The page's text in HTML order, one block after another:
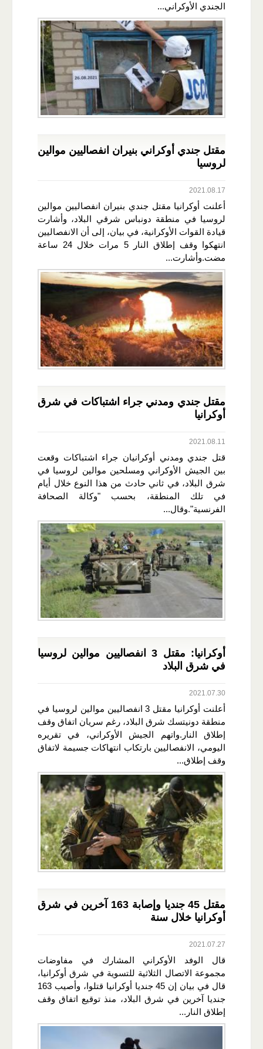
الجندي الأوكراني...
مقتل جندي أوكراني بنيران انفصاليين موالين
لروسيا
2021.08.17
أعلنت أوكرانيا مقتل جندي بنيران انفصاليين موالين
لروسيا في منطقة دونباس شرقي البلاد، وأشارت
قيادة القوات الأوكرانية، في بيان، إلى أن الانفصاليين
انتهكوا وقف إطلاق النار 5 مرات خلال 24 ساعة
مضت.وأشارت...
مقتل جندي ومدني جراء اشتباكات في شرق
أوكرانيا
2021.08.11
قتل جندي ومدني أوكرانيان جراء اشتباكات وقعت
بين الجيش الأوكراني ومسلحين موالين لروسيا في
شرق البلاد، في ثاني حادث من هذا النوع خلال أيام
في تلك المنطقة، بحسب "وكالة الصحافة
الفرنسية".وقال...
أوكرانيا: مقتل 3 انفصاليين موالين لروسيا
في شرق البلاد
2021.07.30
أعلنت أوكرانيا مقتل 3 انفصاليين موالين لروسيا في
منطقة دونيتسك شرق البلاد، رغم سريان اتفاق وقف
إطلاق النار.واتهم الجيش الأوكراني، في تقريره
اليومي، الانفصاليين بارتكاب انتهاكات جسيمة لاتفاق
وقف إطلاق...
مقتل 45 جنديا وإصابة 163 آخرين في شرق
أوكرانيا خلال سنة
2021.07.27
قال الوفد الأوكراني المشارك في مفاوضات
مجموعة الاتصال الثلاثية للتسوية في شرق أوكرانيا،
قال في بيان إن 45 جنديا أوكرانيا قتلوا، وأصيب 163
جنديا آخرين في شرق البلاد، منذ توقيع اتفاق وقف
إطلاق النار...